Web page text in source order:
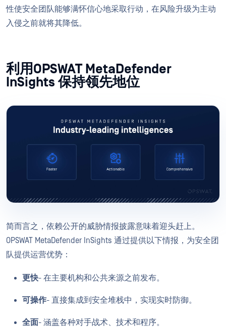
性使安全团队能够满怀信心地采取行动，在风险升级为主动
入侵之前就将其降低。
利用OPSWAT MetaDefender
InSights 保持领先地位
简而言之，依赖公开的威胁情报披露意味着迎头赶上。
OPSWAT MetaDefender InSights 通过提供以下情报，为安全团
队提供运营优势：
更快- 在主要机构和公共来源之前发布。
可操作- 直接集成到安全堆栈中，实现实时防御。
全面- 涵盖各种对手战术、技术和程序。